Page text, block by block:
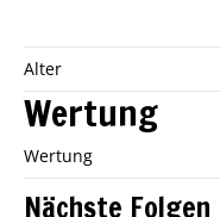
Alter
Wertung
Wertung
Nächste Folgen